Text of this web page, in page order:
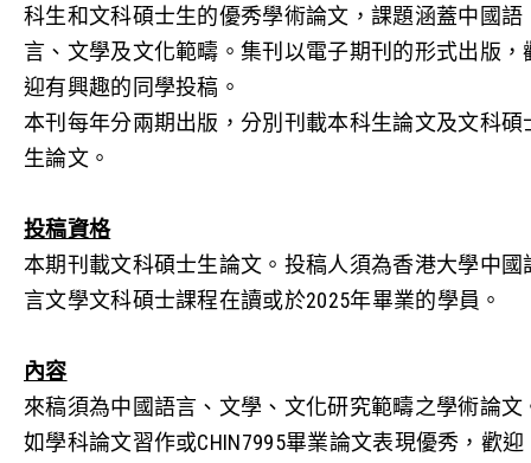
科生和文科碩士生的優秀學術論文，課題涵蓋中國語
言、文學及文化範疇。集刊以電子期刊的形式出版，
迎有興趣的同學投稿。
本刊每年分兩期出版，分別刊載本科生論文及文科碩
生論文。
投稿資格
本期刊載文科碩士生論文。投稿人須為香港大學中國
言文學文科碩士課程在讀或於2025年畢業的學員。
內容
來稿須為中國語言、文學、文化研究範疇之學術論文
如學科論文習作或CHIN7995畢業論文表現優秀，歡迎